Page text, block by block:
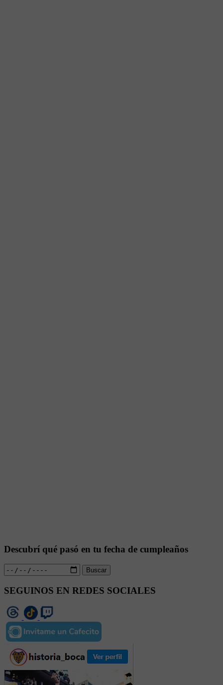
Descubrí qué pasó en tu fecha de cumpleaños
Buscar
SEGUINOS EN REDES SOCIALES